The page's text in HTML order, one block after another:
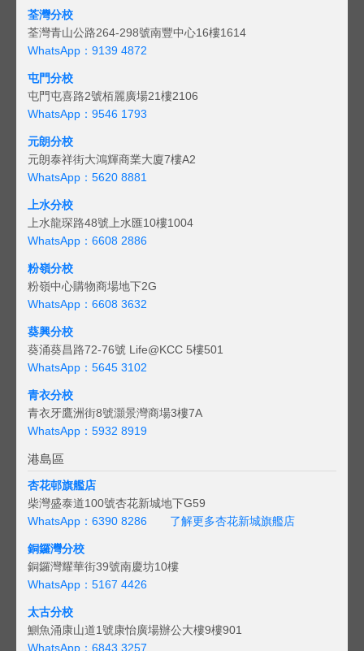
荃灣分校
荃灣青山公路264-298號南豐中心16樓1614
WhatsApp：9139 4872
屯門分校
屯門屯喜路2號栢麗廣場21樓2106
WhatsApp：9546 1793
元朗分校
元朗泰祥街大鴻輝商業大廈7樓A2
WhatsApp：5620 8881
上水分校
上水龍琛路48號上水匯10樓1004
WhatsApp：6608 2886
粉嶺分校
粉嶺中心購物商場地下2G
WhatsApp：6608 3632
葵興分校
葵涌葵昌路72-76號 Life@KCC 5樓501
WhatsApp：5645 3102
青衣分校
青衣牙鷹洲街8號灝景灣商場3樓7A
WhatsApp：5932 8919
港島區
杏花邨旗艦店
柴灣盛泰道100號杏花新城地下G59
WhatsApp：6390 8286
了解更多杏花新城旗艦店
銅鑼灣分校
銅鑼灣耀華街39號南慶坊10樓
WhatsApp：5167 4426
太古分校
鰂魚涌康山道1號康怡廣場辦公大樓9樓901
WhatsApp：6843 3257